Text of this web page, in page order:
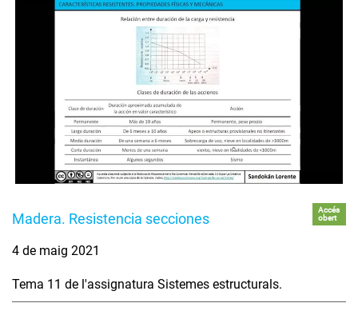
Madera. Resistencia secciones
Accés
obert
4 de maig 2021
Tema 11 de l'assignatura Sistemes estructurals.